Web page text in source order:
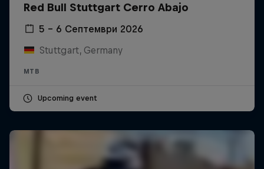
Red Bull Stuttgart Cerro Abajo
5 – 6 Септември 2026
Stuttgart, Germany
MTB
Upcoming event